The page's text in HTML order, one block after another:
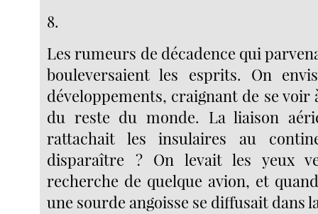
8.
Les rumeurs de décadence qui
bouleversaient les esprits. On
développements, craignant de se voir
du reste du monde. La liaison
rattachait les insulaires au
disparaître ? On levait les yeux
recherche de quelque avion, et
une sourde angoisse se diffusait dans